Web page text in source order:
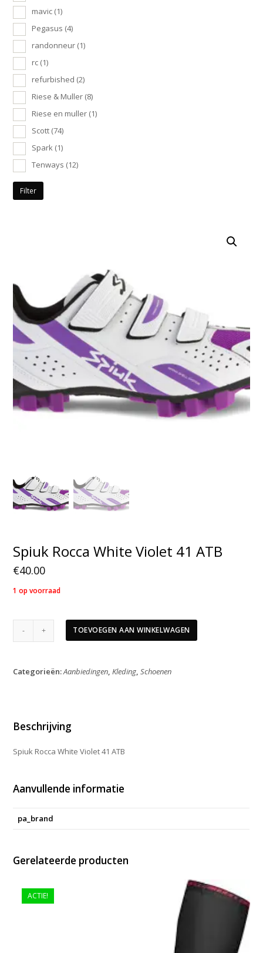
mavic (1)
Pegasus (4)
randonneur (1)
rc (1)
refurbished (2)
Riese & Muller (8)
Riese en muller (1)
Scott (74)
Spark (1)
Tenways (12)
Filter
Spiuk Rocca White Violet 41 ATB
€40.00
1 op voorraad
41
TOEVOEGEN AAN WINKELWAGEN
Categorieën:Aanbiedingen,Kleding,Schoenen
Beschrijving
Spiuk Rocca White Violet 41 ATB
Aanvullende informatie
pa_brand
Gerelateerde producten
ACTIE!